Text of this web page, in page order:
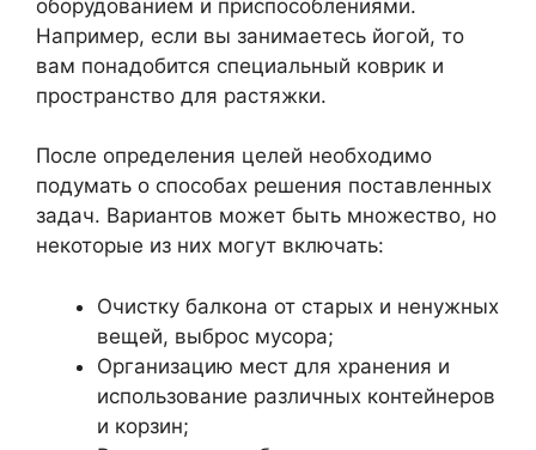
оборудованием и приспособлениями.
Например, если вы занимаетесь йогой, то
вам понадобится специальный коврик и
пространство для растяжки.
После определения целей необходимо
подумать о способах решения поставленных
задач. Вариантов может быть множество, но
некоторые из них могут включать:
Очистку балкона от старых и ненужных
вещей, выброс мусора;
Организацию мест для хранения и
использование различных контейнеров
и корзин;